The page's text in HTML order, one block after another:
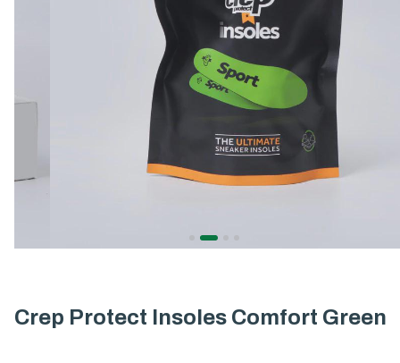
Crep Protect Insoles Comfort Green